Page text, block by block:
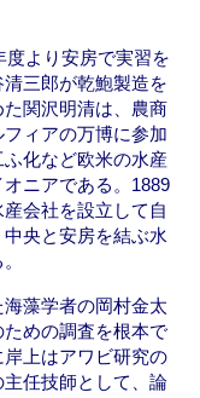
度より安房で実習を
三郎が乾鮑製造を
関沢明清は、農商
ィアの万博に参加
化など欧米の水産
ニアである。1889
会社を設立して自
央と安房を結ぶ水
藻学者の岡村金太
めの調査を根本で
上はアワビ研究の
任技師として、論